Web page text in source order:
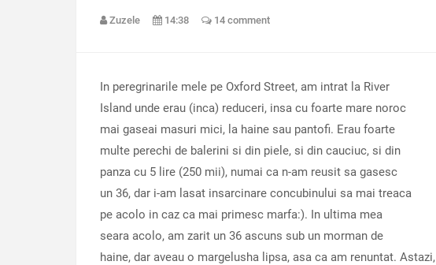
Zuzele 14:38 14 comment
In peregrinarile mele pe Oxford Street, am intrat la River
Island unde erau (inca) reduceri, insa cu foarte mare noroc
mai gaseai masuri mici, la haine sau pantofi. Erau foarte
multe perechi de balerini si din piele, si din cauciuc, si din
panza cu 5 lire (250 mii), numai ca n-am reusit sa gasesc
un 36, dar i-am lasat insarcinare concubinului sa mai treaca
pe acolo in caz ca mai primesc marfa:). In ultima mea
seara acolo, am zarit un 36 ascuns sub un morman de
haine, dar aveau o margelusha lipsa, asa ca am renuntat. Astazi,